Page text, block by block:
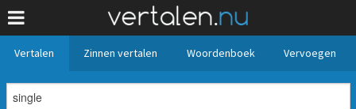
Vertalen Zinnen vertalen Woordenboek Vervoegen